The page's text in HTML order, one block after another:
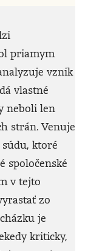
priamym
vznik
vlastné
neboli len
strán. Venuje
ktoré
spoločenské
v tejto
zo
je
kriticky,